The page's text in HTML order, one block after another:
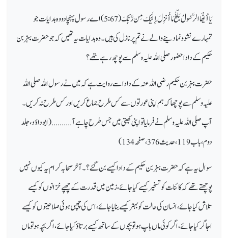
يَا أَيُّهَا الرَّسُولُ بَلِّغْ مَا أُنزِلَ إِلَيْكَ مِن رَّبِّكَ( 5:67) اے رسول پہنچا دو وہ ہدایات
جو
تمہارے نشو و نما دینے والے نے تم پر نازل کی ہیں۔ وہ ہدایات یہ تھیں کہ جو حضرت بہز بن
حکیم کے دادا حضور صلی اللہ علیہ وسلمسے پوچھ رہے تھے ؟
حضرت بہز بن حکیم رضی اللہ عنہ کے دادا سے روایت ہے کہ میں نے رسول اللہ صلی اللہ
علیہ وسلمسے پوچھاکہ ہم اپنی عورتوں سے کس طرح جماعکریں اور کس طرح نہ کریں ۔
آپ صلی اللہ علیہ وسلم نے فرمایا تو اپنی کھیتی میں جس طرح چاہے آ .......... (ابوداؤد ، جلد
دوم، باب 119، حدیث 376، صفحہ 134)
سوال یہ ہے کہ حضرت بہز بن حکیم کے دادا کیسے بن گئے؟ ۔ آخر صحابہ کرام یہ کیوں نہیں
پوچھتے تھے کہ کائنات کو تسخیرکیسے کیا جائے، زمین میں قدرتکے چھپے خزانوںکو کیسے
تلاش کیا جائے، انسان کی حالت کو بہتر کیسے بنایا جائے، اس کی چھپی ہوئی صلاحیتوںکو کیسے
اجاگرکیا جائے، اگر کوئی ماں باپ ہو تو بچوںکے ساتھ کیسے برتاؤ کیا جائے، اگر بچہ ہوتو ماں